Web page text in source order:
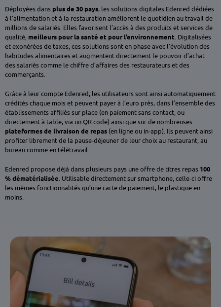
Déployées dans plus de 30 pays , les solutions digitales Edenred dédiées
à l’alimentation et à la restauration améliorent le quotidien au travail de
millions de salariés. Elles favorisent l’accès à des produits et services de
qualité, meilleurs pour la santé et pour l’environnement . Digitalisées
et exonérées de taxes, ces solutions sont en phase avec l’évolution des
habitudes alimentaires et augmentent directement le pouvoir d’achat
des salariés comme le chiffre d’affaires des restaurateurs et des
commerçants.
Grâce à leur compte Edenred, les utilisateurs sont ainsi automatiquement
crédités chaque mois et peuvent payer à l’euro près, dans l’ensemble des
établissements affiliés sur place (en paiement sans contact, ou
directement à table, via un QR code) ainsi que sur de nombreuses
plateformes de livraison de repas (en ligne ou in-app). Ils peuvent ainsi
profiter librement de la pause-déjeuner de leur choix au restaurant, au
bureau comme en télétravail.
Edenred propose déjà dans plusieurs pays une offre de titres repas 100
% dématérialisée . Utilisable directement sur smartphone, celle-ci offre
les mêmes fonctionnalités qu’une carte de paiement, le plastique en
moins.